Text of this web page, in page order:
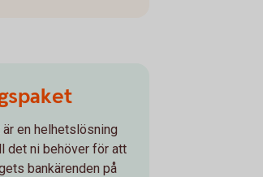
en helhetslösning
det ni behöver för att
bankärenden på